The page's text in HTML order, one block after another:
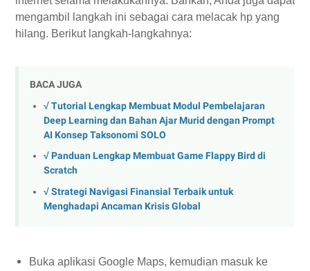
mengambil langkah ini sebagai cara melacak hp yang
hilang. Berikut langkah-langkahnya:
BACA JUGA
√ Tutorial Lengkap Membuat Modul Pembelajaran
Deep Learning dan Bahan Ajar Murid dengan Prompt
AI Konsep Taksonomi SOLO
√ Panduan Lengkap Membuat Game Flappy Bird di
Scratch
√ Strategi Navigasi Finansial Terbaik untuk
Menghadapi Ancaman Krisis Global
Buka aplikasi Google Maps, kemudian masuk ke